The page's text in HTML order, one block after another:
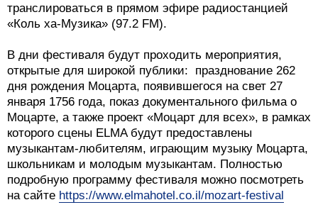
транслироваться в прямом эфире радиостанцией
«Коль ха-Музика» (97.2 FM).
В дни фестиваля будут проходить мероприятия,
открытые для широкой публики: празднование 262
дня рождения Моцарта, появившегося на свет 27
января 1756 года, показ документального фильма о
Моцарте, а также проект «Моцарт для всех», в рамках
которого сцены ELMA будут предоставлены
музыкантам-любителям, играющим музыку Моцарта,
школьникам и молодым музыкантам. Полностью
подробную программу фестиваля можно посмотреть
на сайте https://www.elmahotel.co.il/mozart-festival